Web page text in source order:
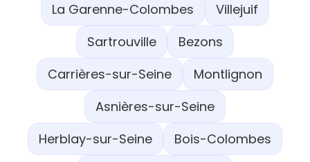
La Garenne-Colombes
Villejuif
Sartrouville
Bezons
Carrières-sur-Seine
Montlignon
Asnières-sur-Seine
Herblay-sur-Seine
Bois-Colombes